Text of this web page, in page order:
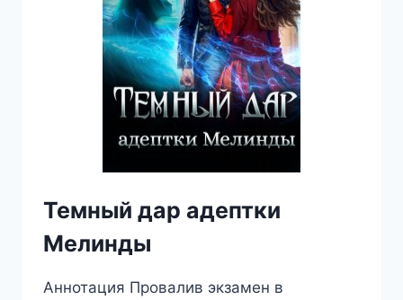
Темный дар адептки
Мелинды
Аннотация Провалив экзамен в